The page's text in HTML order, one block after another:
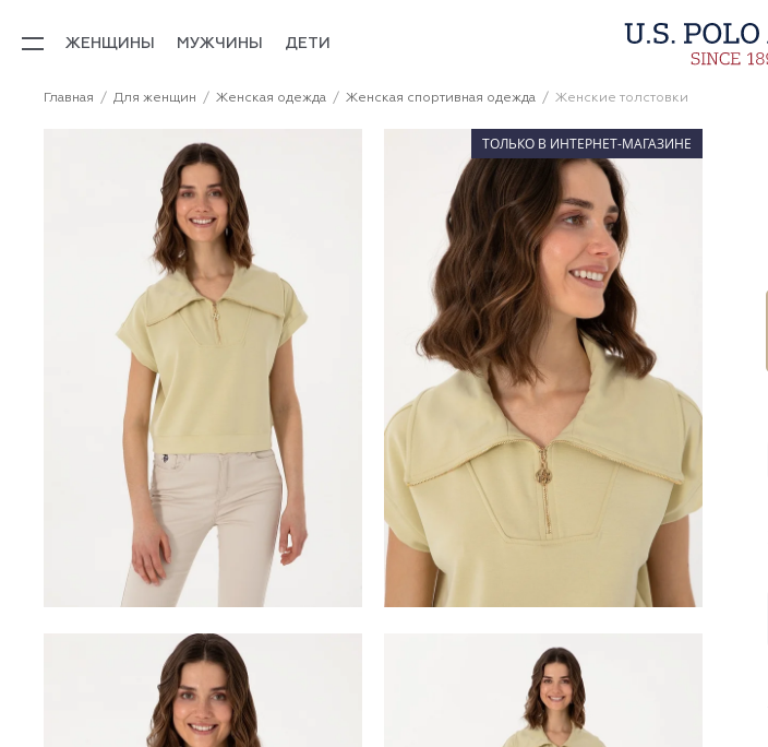
ЖЕНЩИНЫ МУЖЧИНЫ ДЕТИ
Главная Для женщин Женская одежда Женская спортивная одежда Женские толстовки
ТОЛЬКО В ИНТЕРНЕТ-МАГАЗИНЕ